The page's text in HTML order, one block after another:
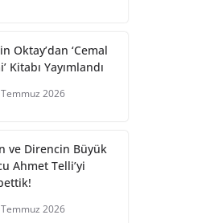
Oktay’dan ‘Cemal
Kitabı Yayımlandı
2026
ve Direncin Büyük
Ahmet Telli’yi
2026